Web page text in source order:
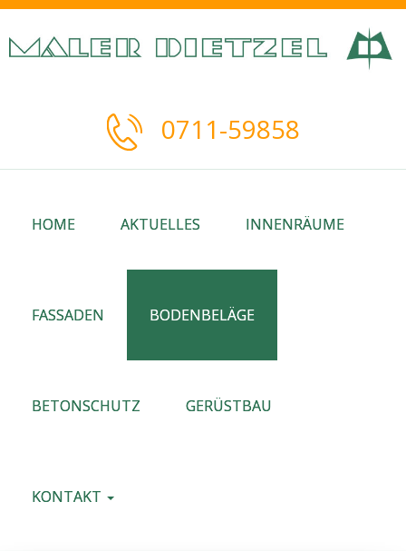
0711-59858
HOME AKTUELLES INNENRÄUME
FASSADEN BODENBELÄGE
BETONSCHUTZ GERÜSTBAU
KONTAKT